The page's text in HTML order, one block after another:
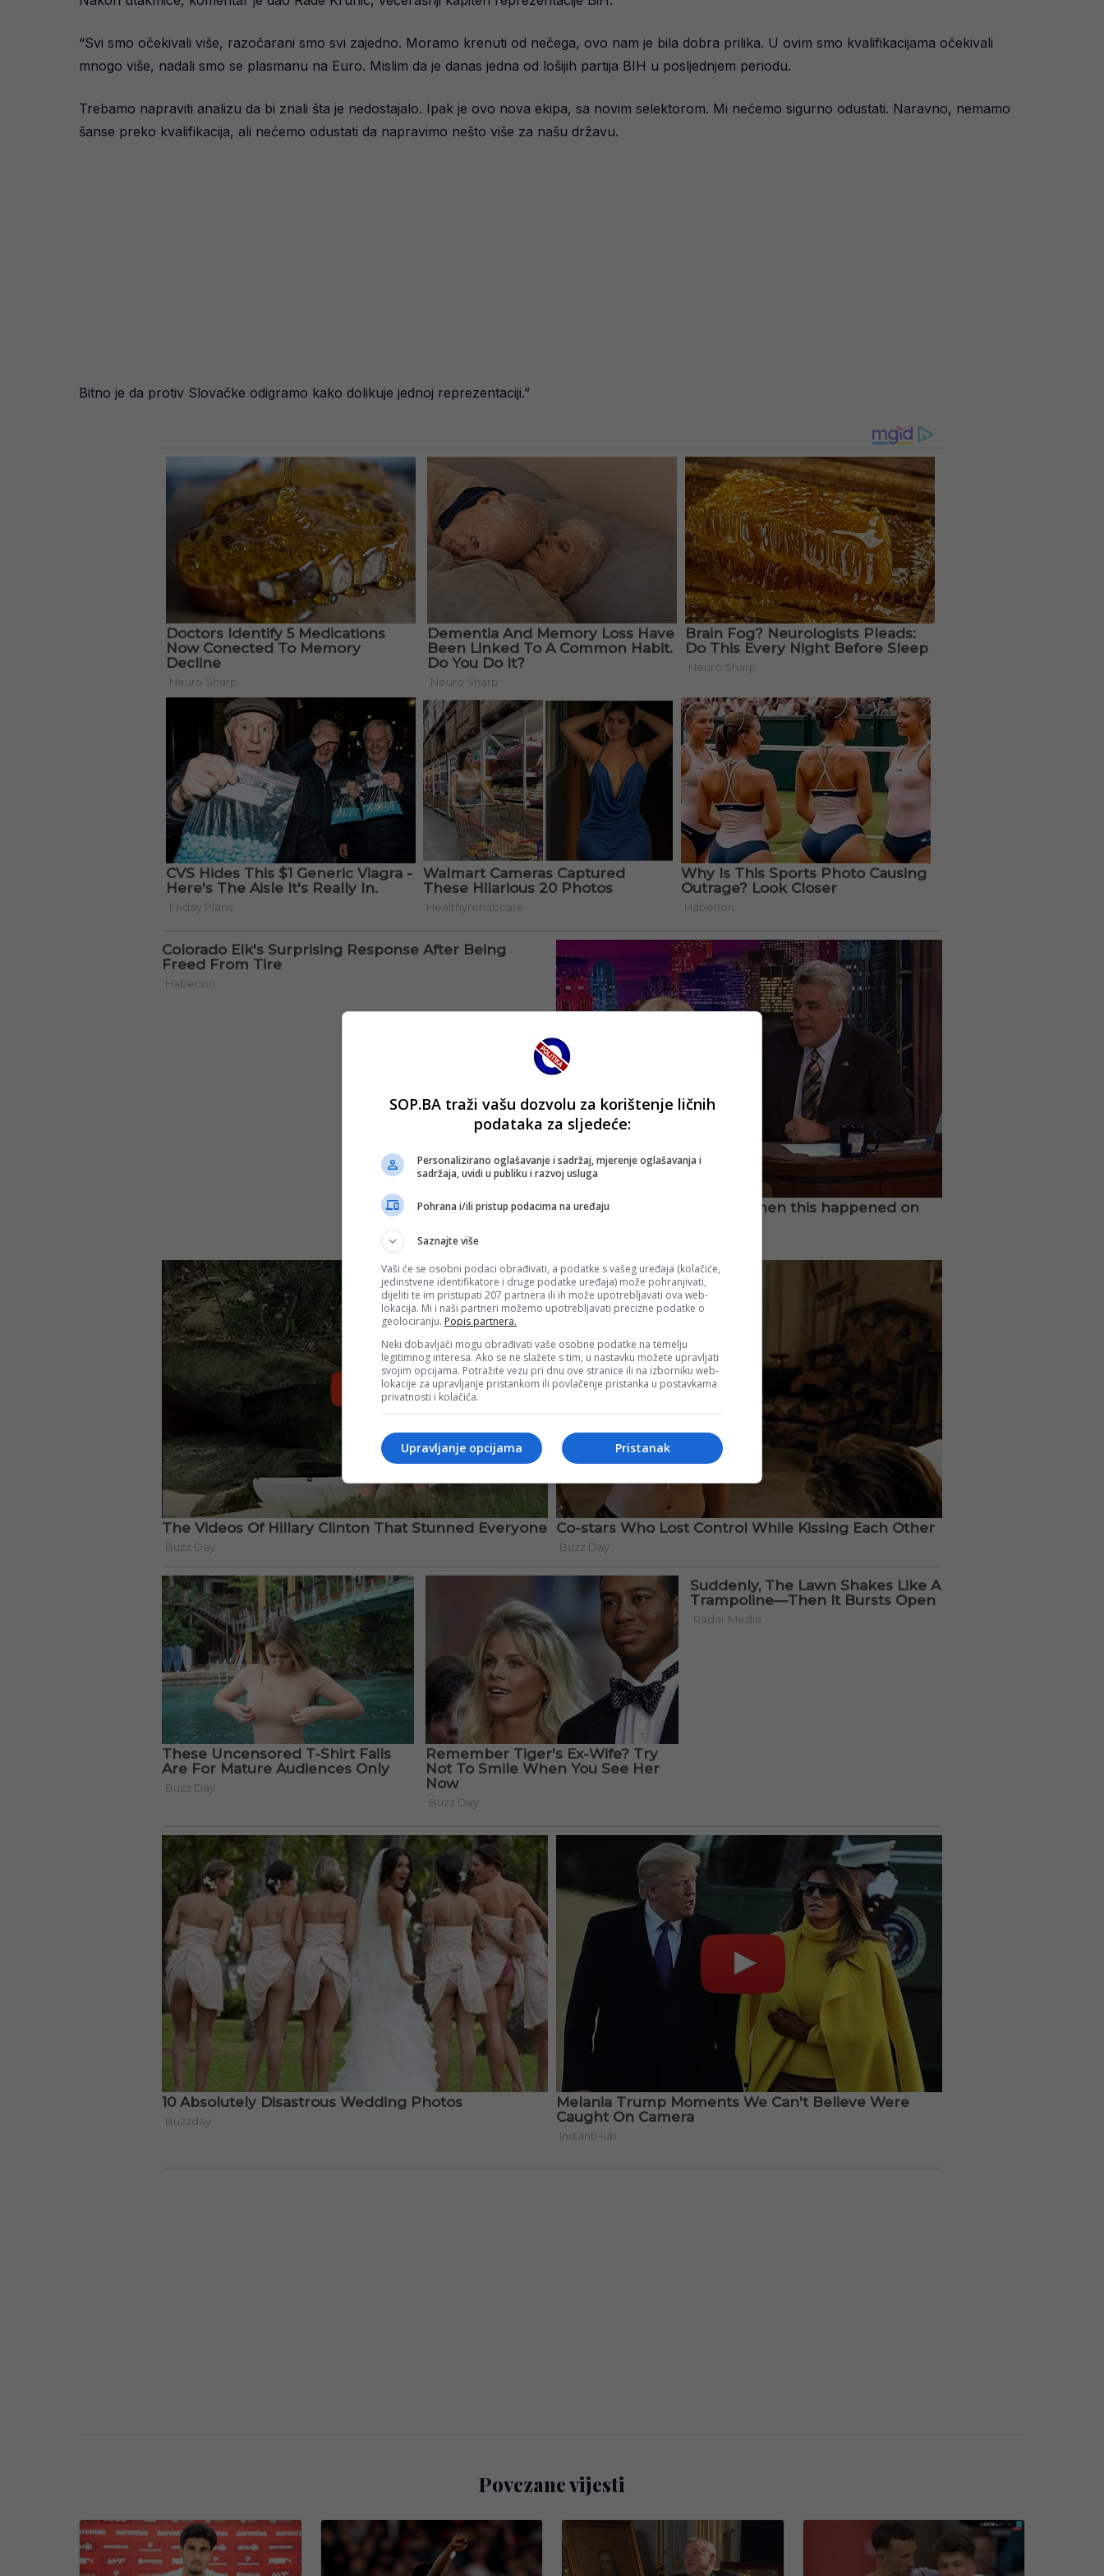
“Svi smo očekivali više, razočarani smo svi zajedno. Moramo krenuti od nečega, ovo nam je bila dobra prilika. U ovim smo kvalifikacijama očekivali
mnogo više, nadali smo se plasmanu na Euro. Mislim da je danas jedna od lošijih partija BIH u posljednjem periodu.
Trebamo napraviti analizu da bi znali šta je nedostajalo. Ipak je ovo nova ekipa, sa novim selektorom. Mi nećemo sigurno odustati. Naravno, nemamo
šanse preko kvalifikacija, ali nećemo odustati da napravimo nešto više za našu državu.
Bitno je da protiv Slovačke odigramo kako dolikuje jednoj reprezentaciji.”
Povezane vijesti
SOP.BA traži vašu dozvolu za korištenje ličnih
podataka za sljedeće:
Personalizirano oglašavanje i sadržaj, mjerenje oglašavanja i
sadržaja, uvidi u publiku i razvoj usluga
Pohrana i/ili pristup podacima na uređaju
Saznajte više
Vaši će se osobni podaci obrađivati, a podatke s vašeg uređaja (kolačiće,
jedinstvene identifikatore i druge podatke uređaja) može pohranjivati,
dijeliti te im pristupati 207 partnera ili ih može upotrebljavati ova web-
lokacija. Mi i naši partneri možemo upotrebljavati precizne podatke o
geolociranju. Popis partnera.
Neki dobavljači mogu obrađivati vaše osobne podatke na temelju
legitimnog interesa. Ako se ne slažete s tim, u nastavku možete upravljati
svojim opcijama. Potražite vezu pri dnu ove stranice ili na izborniku web-
lokacije za upravljanje pristankom ili povlačenje pristanka u postavkama
privatnosti i kolačića.
Pristanak
Upravljanje opcijama